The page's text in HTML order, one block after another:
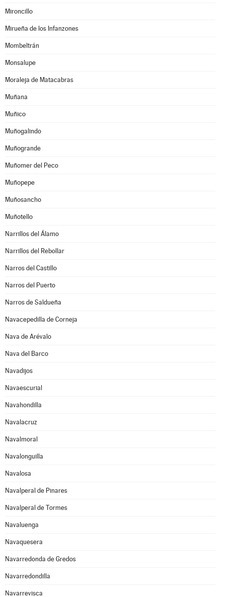
Mironcillo
Mirueña de los Infanzones
Mombeltrán
Monsalupe
Moraleja de Matacabras
Muñana
Muñico
Muñogalindo
Muñogrande
Muñomer del Peco
Muñopepe
Muñosancho
Muñotello
Narrillos del Álamo
Narrillos del Rebollar
Narros del Castillo
Narros del Puerto
Narros de Saldueña
Navacepedilla de Corneja
Nava de Arévalo
Nava del Barco
Navadijos
Navaescurial
Navahondilla
Navalacruz
Navalmoral
Navalonguilla
Navalosa
Navalperal de Pinares
Navalperal de Tormes
Navaluenga
Navaquesera
Navarredonda de Gredos
Navarredondilla
Navarrevisca